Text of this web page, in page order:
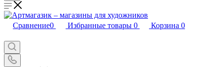
Сравнение0 Избранные товары 0 Корзина 0